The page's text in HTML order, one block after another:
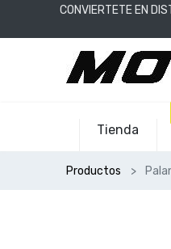
CONVIERTETE EN
Tienda
Productos